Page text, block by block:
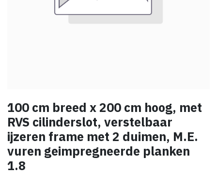
100 cm breed x 200 cm hoog, met
RVS cilinderslot, verstelbaar
ijzeren frame met 2 duimen, M.E.
vuren geimpregneerde planken
1.8